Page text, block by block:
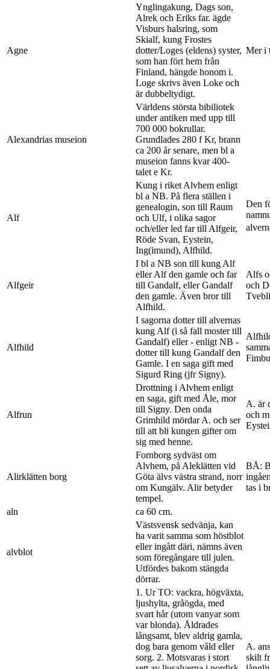
Agne
Ynglingakung, Dags son,
Alrek och Eriks far. ägde
Visburs halsring, som
Skialf, kung Frostes
dotter/Loges (eldens) syster,
som han fört hem från
Finland, hängde honom i.
Loge skrivs även Loke och
är dubbeltydigt.
Mer i
Alexandrias museion
Världens största bibiliotek
under antiken med upp till
700 000 bokrullar.
Grundlades 280 f Kr, brann
ca 200 år senare, men bl a
museion fanns kvar 400-
talet e Kr.
Alf
Kung i riket Alvhem enligt
bl a NB. På flera ställen i
genealogin, son till Raum
och Ulf, i olika sagor
och/eller led far till Alfgeir,
Röde Svan, Eystein,
Ing(imund), Alfhild.
Den
Alfgeir
I bl a NB son till kung Alf
eller Alf den gamle och far
till Gandalf, eller Gandalf
den gamle. Även bror till
Alfhild.
Alfs
och
Alfhild
I sagorna dotter till alvernas
kung Alf (i så fall moster till
Gandalf) eller - enligt NB -
dotter till kung Gandalf den
Gamle. I en saga gift med
Sigurd Ring (jfr Signy).
Alfrun
Drottning i Alvhem enligt
en saga, gift med Åle, mor
till Signy. Den onda
Grimhild mördar A. och ser
till att bli kungen gifter om
sig med henne.
A. är
och
Alirklätten borg
Fornborg sydväst om
Alvhem, på Aleklätten vid
Göta älvs västra strand, norr
om Kungälv. Alir betyder
tempel.
BÅ:
tas i
aln ca 60 cm.
alvblot
Västsvensk sedvänja, kan
ha varit samma som höstblot
eller ingått däri, nämns även
som föregångare till julen.
Utfördes bakom stängda
dörrar.
1. Ur TO: vackra, högväxta,
ljushylta, gråögda, med
svart hår (utom vanyar som
var blonda). Åldrades
långsamt, blev aldrig gamla,
dog bara genom våld eller
sorg. 2. Motsvaras i stort
A.
skilt